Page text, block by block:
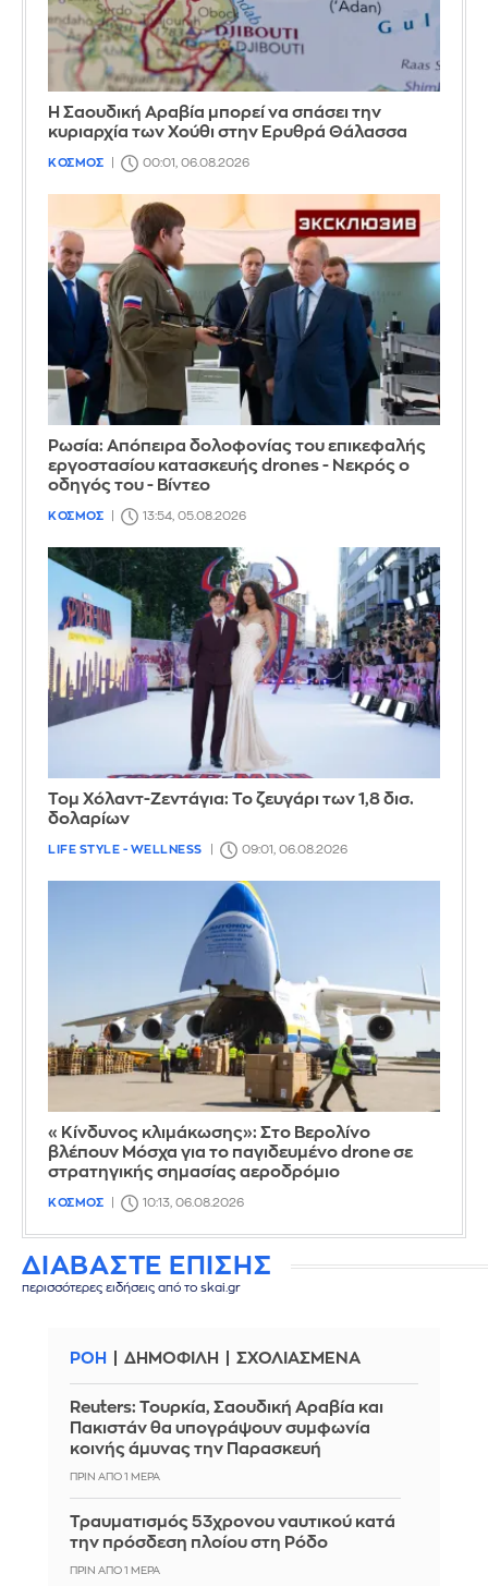
Η Σαουδική Αραβία μπορεί να σπάσει την
κυριαρχία των Χούθι στην Ερυθρά Θάλασσα
ΚΟΣΜΟΣ 00:01, 06.08.2026
Ρωσία: Απόπειρα δολοφονίας του επικεφαλής
εργοστασίου κατασκευής drones - Νεκρός ο
οδηγός του - Βίντεο
ΚΟΣΜΟΣ 13:54, 05.08.2026
Τομ Χόλαντ-Ζεντάγια: Το ζευγάρι των 1,8 δισ.
δολαρίων
LIFE STYLE - WELLNESS 09:01, 06.08.2026
«Κίνδυνος κλιμάκωσης»: Στο Βερολίνο
βλέπουν Μόσχα για το παγιδευμένο drone σε
στρατηγικής σημασίας αεροδρόμιο
ΚΟΣΜΟΣ 10:13, 06.08.2026
ΔΙΑΒΑΣΤΕ ΕΠΙΣΗΣ
περισσότερες ειδήσεις από το skai.gr
ΡΟΗ ΔΗΜΟΦΙΛΗ ΣΧΟΛΙΑΣΜΕΝΑ
Reuters: Τουρκία, Σαουδική Αραβία και
Πακιστάν θα υπογράψουν συμφωνία
κοινής άμυνας την Παρασκευή
ΠΡΙΝ ΑΠΌ 1 ΜΈΡΑ
Τραυματισμός 53χρονου ναυτικού κατά
την πρόσδεση πλοίου στη Ρόδο
ΠΡΙΝ ΑΠΌ 1 ΜΈΡΑ